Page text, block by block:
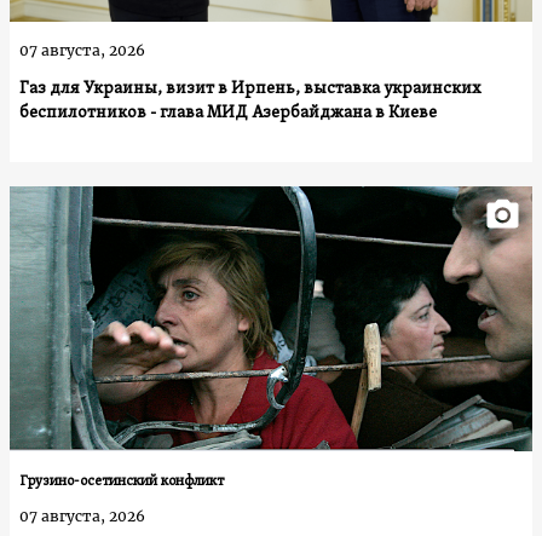
Газ для Украины, визит в Ирпень, выставка украинских
беспилотников - глава МИД Азербайджана в Киеве
07 августа, 2026
Грузино-осетинский конфликт
07 августа, 2026